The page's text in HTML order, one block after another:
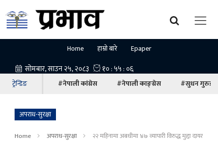
Home हाम्रो बारे Epaper
ट्रेन्डिङ #नेपाली कांग्रेस #नेपाली काङ्ग्रेस #सुधन गुरुङ
अपराध-सुरक्षा
Home अपराध-सुरक्षा २२ महिनामा अबधीमा ४७ व्यापारी विरुद्ध मुद्दा दायर